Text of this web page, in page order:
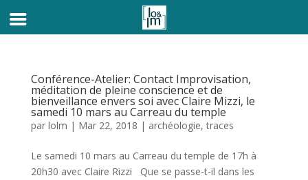
Conférence-Atelier: Contact Improvisation,
méditation de pleine conscience et de
bienveillance envers soi avec Claire Mizzi, le
samedi 10 mars au Carreau du temple
par lolm | Mar 22, 2018 | archéologie,traces
Le samedi 10 mars au Carreau du temple de 17h à
20h30 avec Claire Rizzi Que se passe-t-il dans les